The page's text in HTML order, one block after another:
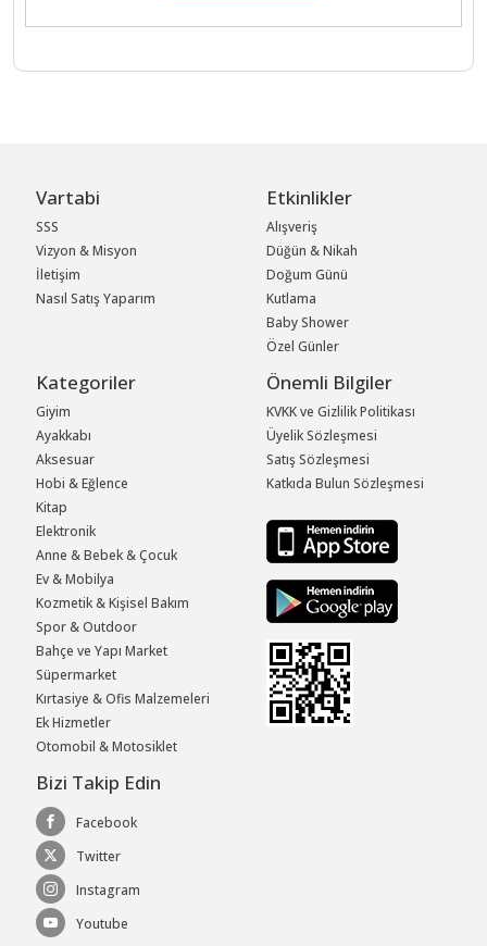
Vartabi
SSS
Vizyon & Misyon
İletişim
Nasıl Satış Yaparım
Etkinlikler
Alışveriş
Düğün & Nikah
Doğum Günü
Kutlama
Baby Shower
Özel Günler
Kategoriler
Giyim
Ayakkabı
Aksesuar
Hobi & Eğlence
Kitap
Elektronik
Anne & Bebek & Çocuk
Ev & Mobilya
Kozmetik & Kişisel Bakım
Spor & Outdoor
Bahçe ve Yapı Market
Süpermarket
Kırtasiye & Ofis Malzemeleri
Ek Hizmetler
Otomobil & Motosiklet
Önemli Bilgiler
KVKK ve Gizlilik Politikası
Üyelik Sözleşmesi
Satış Sözleşmesi
Katkıda Bulun Sözleşmesi
Bizi Takip Edin
Facebook
Twitter
Instagram
Youtube